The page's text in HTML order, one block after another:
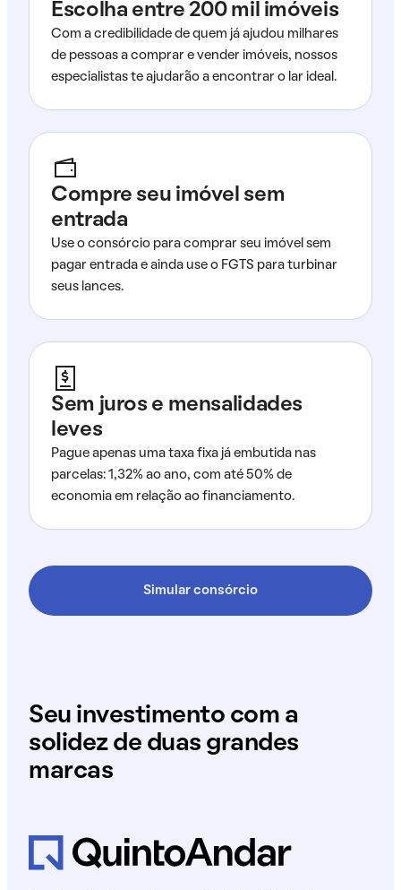
Escolha entre 200 mil imóveis
Com a credibilidade de quem já ajudou milhares
de pessoas a comprar e vender imóveis, nossos
especialistas te ajudarão a encontrar o lar ideal.
Compre seu imóvel sem
entrada
Use o consórcio para comprar seu imóvel sem
pagar entrada e ainda use o FGTS para turbinar
seus lances.
Sem juros e mensalidades
leves
Pague apenas uma taxa fixa já embutida nas
parcelas: 1,32% ao ano, com até 50% de
economia em relação ao financiamento.
Simular consórcio
Seu investimento com a
solidez de duas grandes
marcas